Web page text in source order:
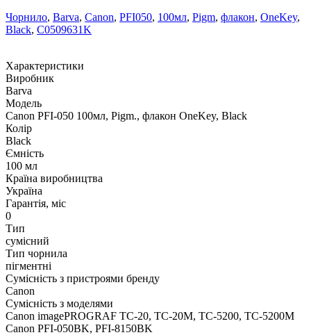
Чорнило, Barva, Canon, PFI050, 100мл, Pigm, флакон, OneKey,
Black, C0509631K
Характеристики
Виробник
Barva
Модель
Canon PFI-050 100мл, Pigm., флакон OneKey, Black
Колір
Black
Ємність
100 мл
Країна виробництва
Україна
Гарантія, міс
0
Тип
сумісний
Тип чорнила
пігментні
Сумісність з пристроями бренду
Canon
Сумісність з моделями
Canon imagePROGRAF TC-20, TC-20M, TC-5200, TC-5200M
Canon PFI-050BK, PFI-8150BK